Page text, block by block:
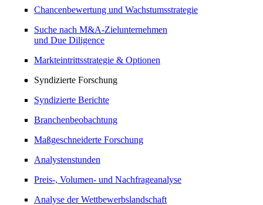
Chancenbewertung und Wachstumsstrategie
Suche nach M&A-Zielunternehmen
und Due Diligence
Markteintrittsstrategie & Optionen
Syndizierte Forschung
Syndizierte Berichte
Branchenbeobachtung
Maßgeschneiderte Forschung
Analystenstunden
Preis-, Volumen- und Nachfrageanalyse
Analyse der Wettbewerbslandschaft